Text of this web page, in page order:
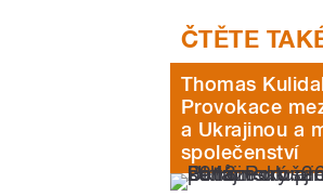
Thomas
Provokace
a Ukrajinou a
společenství